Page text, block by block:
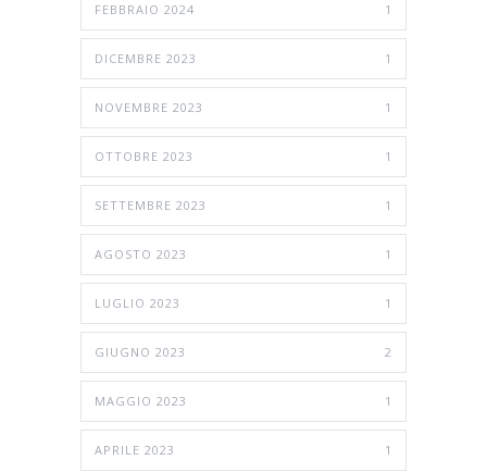
FEBBRAIO 2024 1
DICEMBRE 2023 1
NOVEMBRE 2023 1
OTTOBRE 2023 1
SETTEMBRE 2023 1
AGOSTO 2023 1
LUGLIO 2023 1
GIUGNO 2023 2
MAGGIO 2023 1
APRILE 2023 1